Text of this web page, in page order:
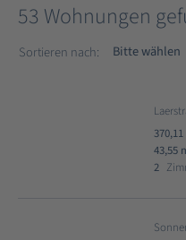
53 Wohnungen
Sortieren nach:
43,55
2